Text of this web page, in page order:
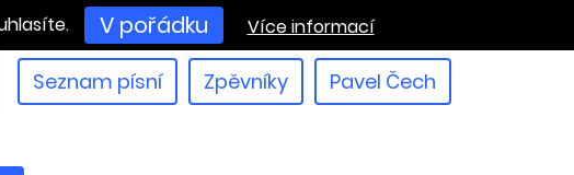
V pořádku Více informací
Seznam písní Zpěvníky Pavel Čech